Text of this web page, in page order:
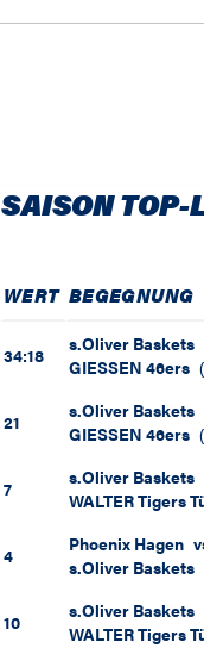
SAISON TOP-
WERT BEGEGNUNG
34:18 s.Oliver Baskets
GIESSEN 46ers (
21 s.Oliver Baskets
GIESSEN 46ers (
7 s.Oliver Baskets
WALTER Tigers
4 Phoenix Hagen
s.Oliver Baskets
10 s.Oliver Baskets
WALTER Tigers